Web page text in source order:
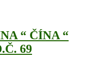
“ ČÍNA “
69